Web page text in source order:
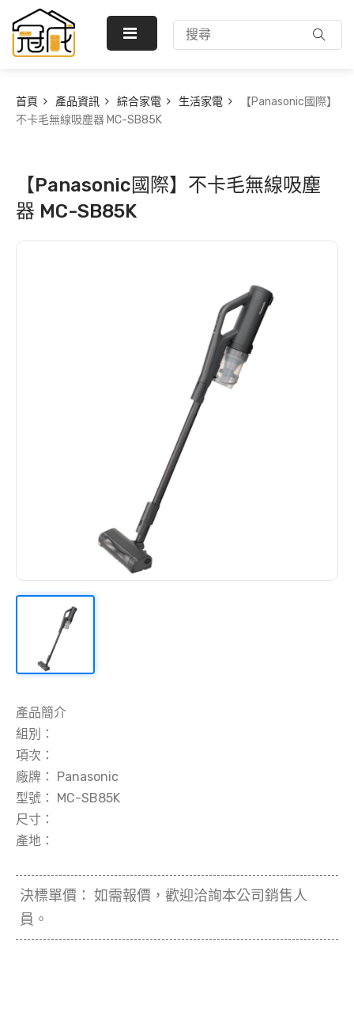
首頁 產品資訊 綜合家電 生活家電
【Panasonic國際】
不卡毛無線吸塵器 MC-SB85K
【Panasonic國際】不卡毛無線吸塵
器 MC-SB85K
產品簡介
組別：
項次：
廠牌：
Panasonic
型號：
MC-SB85K
尺寸：
產地：
決標單價： 如需報價，歡迎洽詢本公司銷售人
員。